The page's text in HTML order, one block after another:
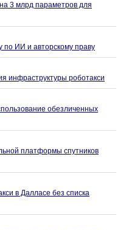
3 млрд параметров для
по ИИ и авторскому праву
инфраструктуры роботакси
обезличенных
платформы спутников
в Далласе без списка